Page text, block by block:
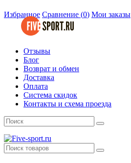
Избранное Сравнение (0) Мои заказы
Отзывы
Блог
Возврат и обмен
Доставка
Оплата
Система скидок
Контакты и схема проезда